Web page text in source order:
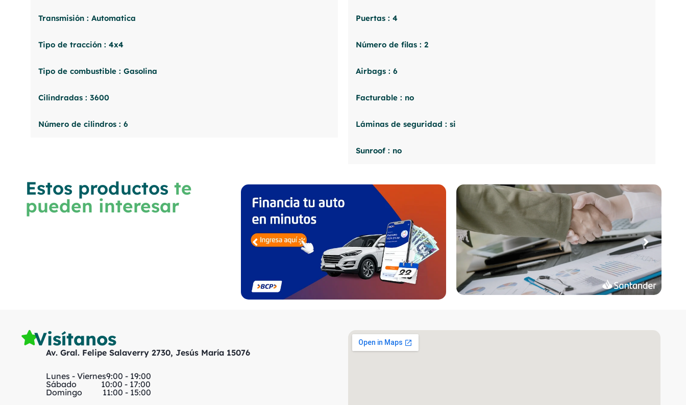
Transmisión : Automatica
Tipo de tracción : 4x4
Tipo de combustible : Gasolina
Cilindradas : 3600
Número de cilindros : 6
Puertas : 4
Número de filas : 2
Airbags : 6
Facturable : no
Láminas de seguridad : si
Sunroof : no
Estos productos te
pueden interesar
Visítanos
Av. Gral. Felipe Salaverry 2730, Jesús María 15076
Lunes - Viernes9:00 - 19:00
Sábado 10:00 - 17:00
Domingo 11:00 - 15:00